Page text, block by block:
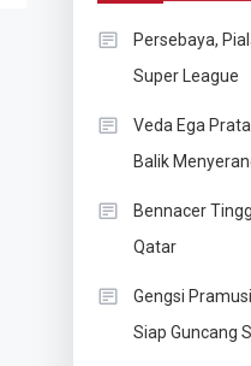
Persebaya,
Super League
Veda Ega
Balik
Bennacer
Qatar
Gengsi
Siap Guncang